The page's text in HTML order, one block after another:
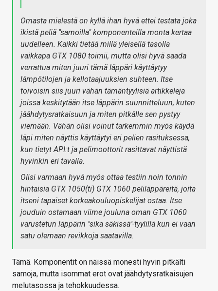
Omasta mielestä on kyllä ihan hyvä ettei testata joka
ikistä peliä "samoilla" komponenteilla monta kertaa
uudelleen. Kaikki tietää millä yleisellä tasolla
vaikkapa GTX 1080 toimii, mutta olisi hyvä saada
verrattua miten juuri tämä läppäri käyttäytyy
lämpötilojen ja kellotaajuuksien suhteen. Itse
toivoisin siis juuri vähän tämäntyylisiä artikkeleja
joissa keskitytään itse läppärin suunnitteluun, kuten
jäähdytysratkaisuun ja miten pitkälle sen pystyy
viemään. Vähän olisi voinut tarkemmin myös käydä
läpi miten näyttis käyttäytyi eri pelien rasituksessa,
kun tietyt API:t ja pelimoottorit rasittavat näyttistä
hyvinkin eri tavalla.
Olisi varmaan hyvä myös ottaa testiin noin tonnin
hintaisia GTX 1050(ti) GTX 1060 peliläppäreitä, joita
itseni tapaiset korkeakouluopiskelijat ostaa. Itse
jouduin ostamaan viime jouluna oman GTX 1060
varustetun läppärin "sika säkissä"-tyylillä kun ei vaan
satu olemaan revikkoja saatavilla.
Tämä. Komponentit on näissä monesti hyvin pitkälti
samoja, mutta isommat erot ovat jäähdytysratkaisujen
melutasossa ja tehokkuudessa.